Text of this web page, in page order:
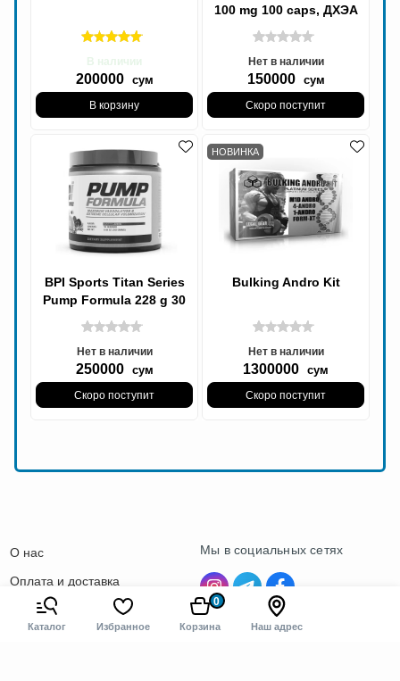
В наличии
200000 сум
В корзину
100 mg 100 caps, ДХЭА
100 мг 100 капсул
Нет в наличии
150000 сум
Скоро поступит
BPI Sports Titan Series
Pump Formula 228 g 30
servings | Памп Формула
228г 30
Нет в наличии
250000 сум
Скоро поступит
НОВИНКА
Bulking Andro Kit
Нет в наличии
1300000 сум
Скоро поступит
Каталог Избранное Корзина
0
Наш адрес
О нас
Оплата и доставка
Контакты
Мы в социальных сетях